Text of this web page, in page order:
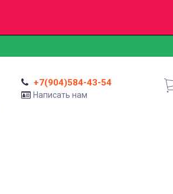
+7(904)584-43-54
Написать нам